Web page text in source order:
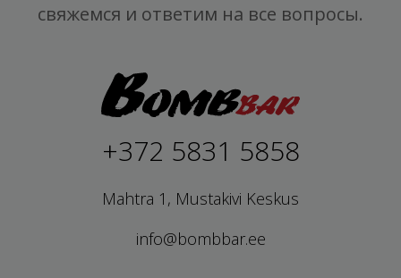
свяжемся и ответим на все вопросы.
+372 5831 5858
Mahtra 1, Mustakivi Keskus
info@bombbar.ee